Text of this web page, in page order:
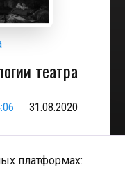
театра
31.08.2020
платформах: